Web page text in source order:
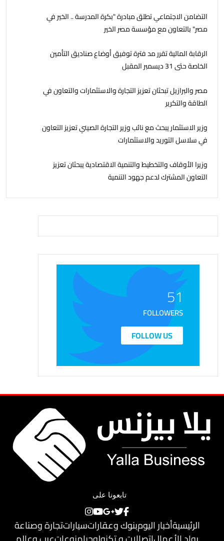
التضامن الاجتماعي تطلق مبادرة "بكرة المدرسة .. الخير في
مصر" بالتعاون مع مؤسسة مصر الخير
الرقابة المالية تقرر مد فترة توفيق أوضاع صناديق التأمين
الخاصة حتى 31 ديسمبر المقبل
مصر والبرازيل تبحثان تعزيز التجارة والاستثمارات والتعاون في
الطاقة والتكرير
وزير الاستثمار يبحث مع نائب وزير التجارة الصيني تعزيز التعاون
في سلاسل التوريد والاستثمارات
وزيرا الأوقاف والتخطيط والتنمية الاقتصادية يبحثان تعزيز
التعاون المشترك لدعم جهود التنمية
51
FOLLOWERS
FOLLOW US
تابعونا على
الرئيسيةأخبار اليومبنوك وعقاراتسياراتتجارة وصناعة